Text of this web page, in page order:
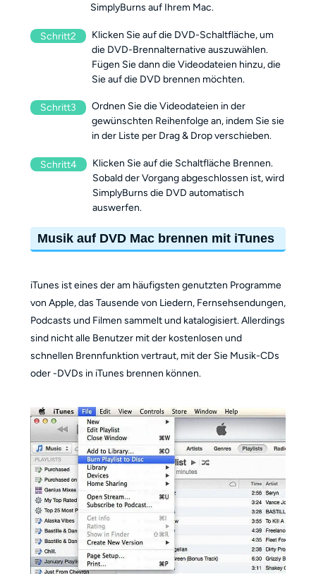
SimplyBurns auf Ihrem Mac.
Schritt2
Klicken Sie auf die DVD-Schaltfläche, um
die DVD-Brennalternative auszuwählen.
Fügen Sie dann die Videodateien hinzu, die
Sie auf die DVD brennen möchten.
Schritt3
Ordnen Sie die Videodateien in der
gewünschten Reihenfolge an, indem Sie sie
in der Liste per Drag & Drop verschieben.
Schritt4
Klicken Sie auf die Schaltfläche Brennen.
Sobald der Vorgang abgeschlossen ist, wird
SimplyBurns die DVD automatisch
auswerfen.
Musik auf DVD Mac brennen mit iTunes
iTunes ist eines der am häufigsten genutzten Programme
von Apple, das Tausende von Liedern, Fernsehsendungen,
Podcasts und Filmen sammelt und katalogisiert. Allerdings
sind nicht alle Benutzer mit der kostenlosen und
schnellen Brennfunktion vertraut, mit der Sie Musik-CDs
oder -DVDs in iTunes brennen können.